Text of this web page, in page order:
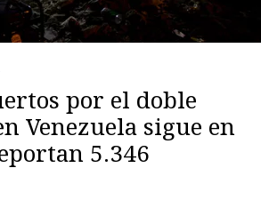
por el doble
Venezuela sigue en
5.346